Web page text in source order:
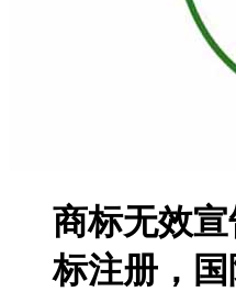
商标无效
标注册，